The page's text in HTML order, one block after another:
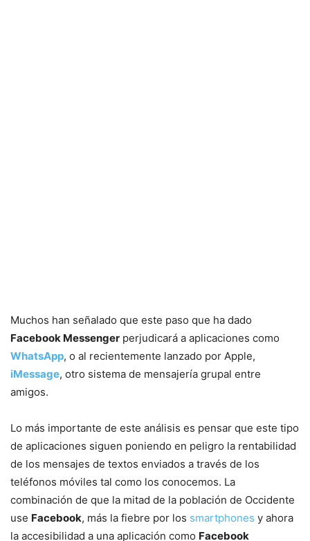
Muchos han señalado que este paso que ha dado
Facebook Messenger perjudicará a aplicaciones como
WhatsApp, o al recientemente lanzado por Apple,
iMessage, otro sistema de mensajería grupal entre
amigos.
Lo más importante de este análisis es pensar que este tipo
de aplicaciones siguen poniendo en peligro la rentabilidad
de los mensajes de textos enviados a través de los
teléfonos móviles tal como los conocemos. La
combinación de que la mitad de la población de Occidente
use Facebook, más la fiebre por los smartphones y ahora
la accesibilidad a una aplicación como Facebook